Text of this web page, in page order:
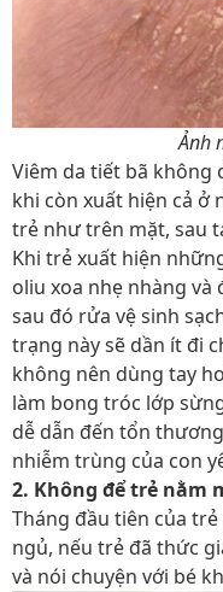
Ảnh
Viêm da tiết bã không
khi còn xuất hiện cả ở
trẻ như trên mặt, sau
Khi trẻ xuất hiện
oliu xoa nhẹ nhàng và
sau đó rửa vệ sinh
trạng này sẽ dần ít đi
không nên dùng tay
làm bong tróc lớp
dễ dẫn đến tổn
nhiễm trùng của con
2. Không để trẻ nằm
Tháng đầu tiên của
ngủ, nếu trẻ đã thức
và nói chuyện với bé